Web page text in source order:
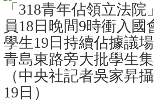
「318青年佔領立法院
員18日晚間9時衝入國
學生19日持續佔據議
青島東路旁大批學生集
（中央社記者吳家昇
19日）